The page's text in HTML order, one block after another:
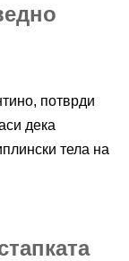
потврди
дека
тела на